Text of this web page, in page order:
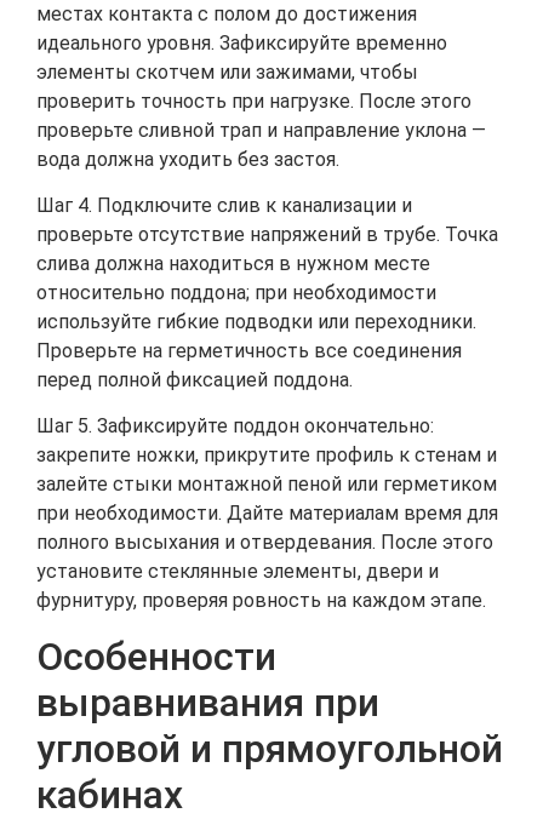
местах контакта с полом до достижения
идеального уровня. Зафиксируйте временно
элементы скотчем или зажимами, чтобы
проверить точность при нагрузке. После этого
проверьте сливной трап и направление уклона —
вода должна уходить без застоя.
Шаг 4. Подключите слив к канализации и
проверьте отсутствие напряжений в трубе. Точка
слива должна находиться в нужном месте
относительно поддона; при необходимости
используйте гибкие подводки или переходники.
Проверьте на герметичность все соединения
перед полной фиксацией поддона.
Шаг 5. Зафиксируйте поддон окончательно:
закрепите ножки, прикрутите профиль к стенам и
залейте стыки монтажной пеной или герметиком
при необходимости. Дайте материалам время для
полного высыхания и отвердевания. После этого
установите стеклянные элементы, двери и
фурнитуру, проверяя ровность на каждом этапе.
Особенности
выравнивания при
угловой и прямоугольной
кабинах